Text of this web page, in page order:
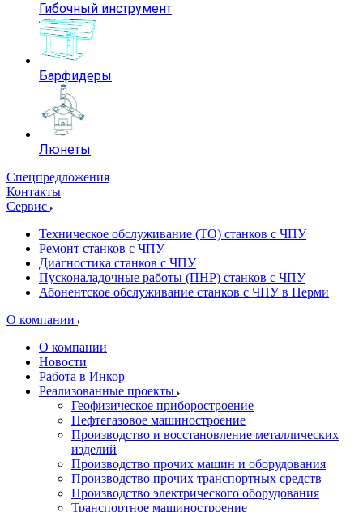
Гибочный инструмент
Барфидеры
Люнеты
Спецпредложения
Контакты
Сервис
Техническое обслуживание (ТО) станков с ЧПУ
Ремонт станков с ЧПУ
Диагностика станков с ЧПУ
Пусконаладочные работы (ПНР) станков с ЧПУ
Абонентское обслуживание станков с ЧПУ в Перми
О компании
О компании
Новости
Работа в Инкор
Реализованные проекты
Геофизическое приборостроение
Нефтегазовое машиностроение
Производство и восстановление металлических
изделий
Производство прочих машин и оборудования
Производство прочих транспортных средств
Производство электрического оборудования
Транспортное машиностроение